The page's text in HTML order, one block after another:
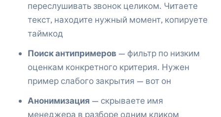
переслушивать звонок целиком. Читаете
текст, находите нужный момент, копируете
таймкод
Поиск антипримеров — фильтр по низким
оценкам конкретного критерия. Нужен
пример слабого закрытия — вот он
Анонимизация — скрываете имя
менеджера в разборе одним кликом